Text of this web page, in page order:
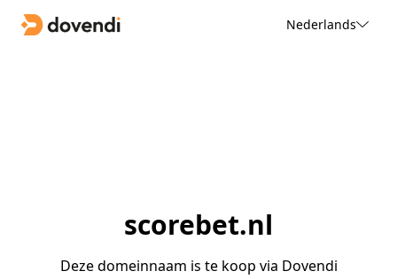
Nederlands
scorebet.nl
Deze domeinnaam is te koop via Dovendi